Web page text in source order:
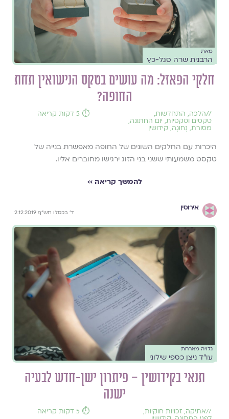
מאת
הרבנית שרה סגל-כץ
חלקי הפאזל: מה עושים בטקס הנישואין תחת
החופה?
//הלכה, התחדשות,
טקסים וטקסיות, יום החתונה,
מסורת, נָחוּגָה, קידושין
⏱️ 5 דקות קריאה
היכרות עם החלקים השונים של החופה מאפשרת בנייה של
טקסט משמעותי ששני בני הזוג ירגישו מחוברים אליו.
להמשך קריאה ››
אירוסין
ד' בכסלו תש"ף 2.12.2019
גלויה מארחת
עו"ד ניצן כספי שילוני
תנאי בקידושין – פיתרון ישן-חדש לבעיה
ישנה
//אתיקה, זכויות חוקיות, ⏱️ 5 דקות קריאה